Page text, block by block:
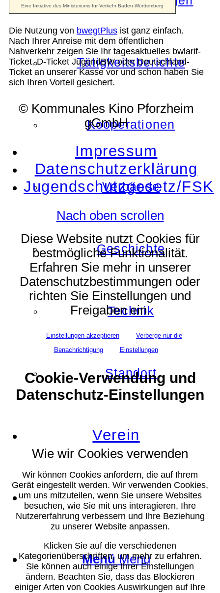
Tätigkeitsberichte
Kooperationen
Verbände
Geschichte
Technik
Standort
Verein
Suche
Menü Menü
Die Nutzung von bwegtPlus ist ganz einfach.
Nach Ihrer Anreise mit dem öffentlichen
Nahverkehr zeigen Sie Ihr tagesaktuelles bwlarif-
Ticket, D-Ticket JugendBW oder Deutschland-
Ticket an unserer Kasse vor und schon haben Sie
sich Ihren Vorteil gesichert.
© Kommunales Kino Pforzheim
gGmbH
Impressum
Datenschutzerklärung
Jugendschutzgesetz/FSK
Nach oben scrollen
Diese Website nutzt Cookies für
bestmögliche Funktionalität.
Erfahren Sie mehr in unserer
Datenschutzbestimmungen oder
richten Sie Einstellungen und
Freigaben ein.
Einstellungen akzeptieren
Verberge nur die
Benachrichtigung
Einstellungen
Cookie-Verwendung und
Datenschutz-Einstellungen
Wie wir Cookies verwenden
Wir können Cookies anfordern, die auf Ihrem
Gerät eingestellt werden. Wir verwenden Cookies,
um uns mitzuteilen, wenn Sie unsere Websites
besuchen, wie Sie mit uns interagieren, Ihre
Nutzererfahrung verbessern und Ihre Beziehung
zu unserer Website anpassen.
Klicken Sie auf die verschiedenen
Kategorienüberschriften, um mehr zu erfahren.
Sie können auch einige Ihrer Einstellungen
ändern. Beachten Sie, dass das Blockieren
einiger Arten von Cookies Auswirkungen auf Ihre